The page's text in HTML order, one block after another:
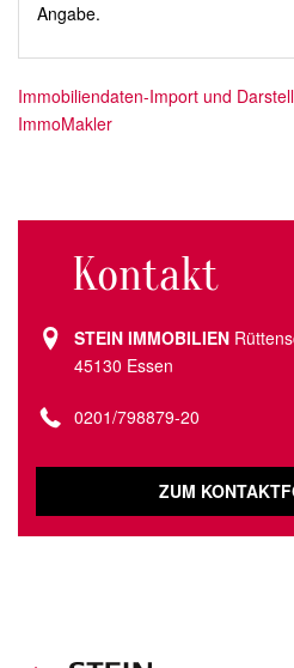
Angabe.
Immobiliendaten-Import und
ImmoMakler
Kontakt
STEIN IMMOBILIEN
45130 Essen
0201/798879-20
ZUM